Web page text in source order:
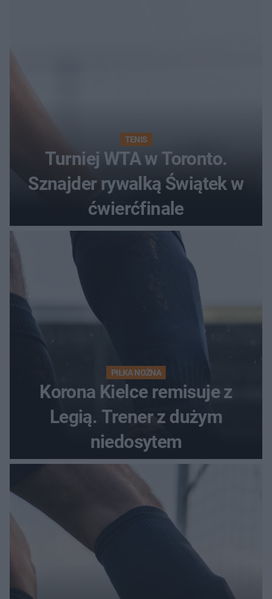
TENIS
Turniej WTA w Toronto.
Sznajder rywalką Świątek w
ćwierćfinale
PIŁKA NOŻNA
Korona Kielce remisuje z
Legią. Trener z dużym
niedosytem